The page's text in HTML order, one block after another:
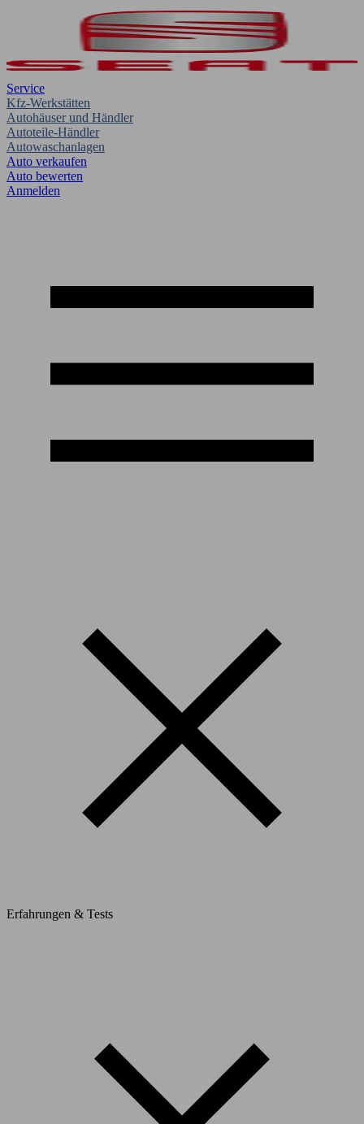
Service
Kfz-Werkstätten
Autohäuser und Händler
Autoteile-Händler
Autowaschanlagen
Auto verkaufen
Auto bewerten
Anmelden
Erfahrungen & Tests